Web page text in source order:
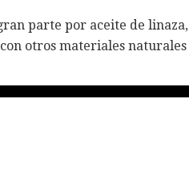
parte por aceite de
otros materiales